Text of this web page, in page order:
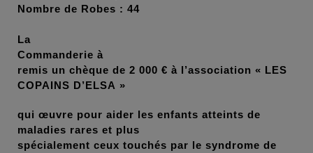
Nombre de Robes : 44
La
Commanderie à
remis un chèque de 2 000 € à l’association « LES
COPAINS D’ELSA »
qui œuvre pour aider les enfants atteints de
maladies rares et plus
spécialement ceux touchés par le syndrome de